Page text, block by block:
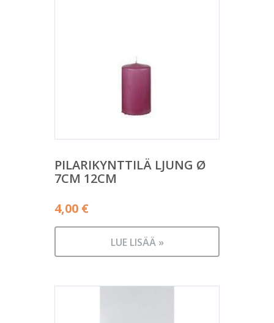
PILARIKYNTTILÄ LJUNG Ø
7CM 12CM
4,00 €
LUE LISÄÄ »